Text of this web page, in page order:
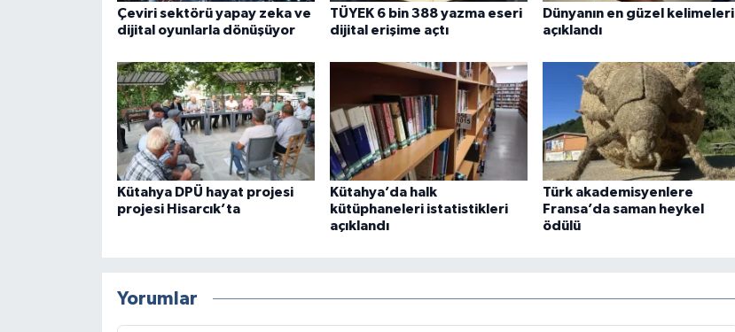
Çeviri sektörü yapay zeka ve
dijital oyunlarla dönüşüyor
TÜYEK 6 bin 388 yazma eseri
dijital erişime açtı
Dünyanın en güzel kelimeleri
açıklandı
Kütahya DPÜ hayat projesi
projesi Hisarcık’ta
Kütahya’da halk
kütüphaneleri istatistikleri
açıklandı
Türk akademisyenlere
Fransa’da saman heykel
ödülü
Yorumlar